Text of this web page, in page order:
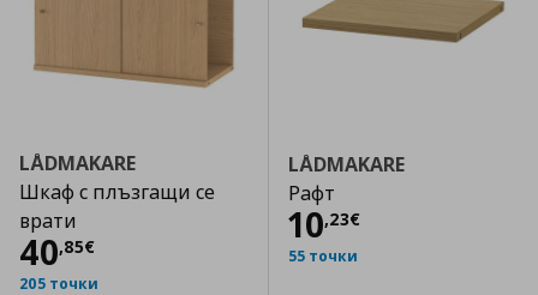
LÅDMAKARE
Шкаф с плъзгащи се
врати
40,85€
Цена
205 точки
LÅDMAKARE
Рафт
10,23€
Цена
55 точки